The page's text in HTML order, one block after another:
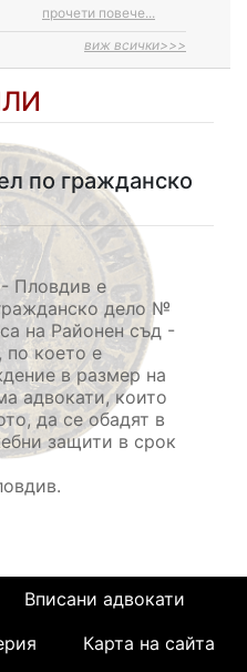
прочети повече...
виж всички>>>
по гражданско
- Пловдив е
дело №
на Районен съд -
по което е
в размер на
адвокати, които
да се обадят в
защити в срок
Вписани адвокати
Карта на сайта